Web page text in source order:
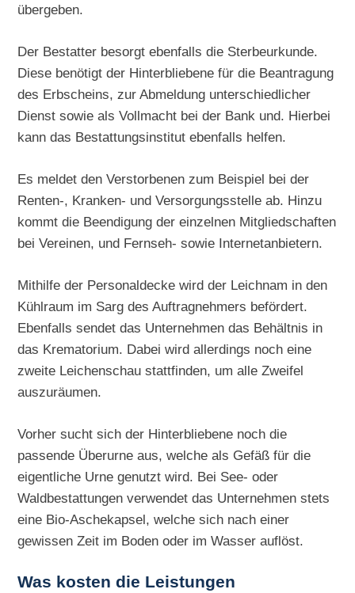
übergeben.
Der Bestatter besorgt ebenfalls die Sterbeurkunde.
Diese benötigt der Hinterbliebene für die Beantragung
des Erbscheins, zur Abmeldung unterschiedlicher
Dienst sowie als Vollmacht bei der Bank und. Hierbei
kann das Bestattungsinstitut ebenfalls helfen.
Es meldet den Verstorbenen zum Beispiel bei der
Renten-, Kranken- und Versorgungsstelle ab. Hinzu
kommt die Beendigung der einzelnen Mitgliedschaften
bei Vereinen, und Fernseh- sowie Internetanbietern.
Mithilfe der Personaldecke wird der Leichnam in den
Kühlraum im Sarg des Auftragnehmers befördert.
Ebenfalls sendet das Unternehmen das Behältnis in
das Krematorium. Dabei wird allerdings noch eine
zweite Leichenschau stattfinden, um alle Zweifel
auszuräumen.
Vorher sucht sich der Hinterbliebene noch die
passende Überurne aus, welche als Gefäß für die
eigentliche Urne genutzt wird. Bei See- oder
Waldbestattungen verwendet das Unternehmen stets
eine Bio-Aschekapsel, welche sich nach einer
gewissen Zeit im Boden oder im Wasser auflöst.
Was kosten die Leistungen